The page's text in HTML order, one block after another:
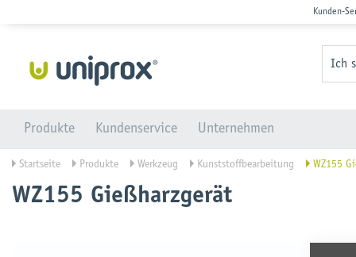
Kunden-
Ich
Produkte Kundenservice Unternehmen
Startseite Produkte Werkzeug Kunststoffbearbeitung WZ155
WZ155 Gießharzgerät